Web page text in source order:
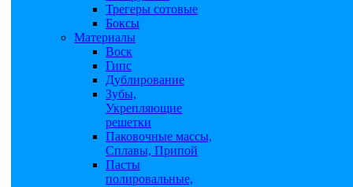
Трегеры сотовые
Боксы
Материалы
Воск
Гипс
Дублирование
Зубы,
Укрепляющие
решетки
Паковочные массы,
Сплавы, Припой
Пасты
полировальные,